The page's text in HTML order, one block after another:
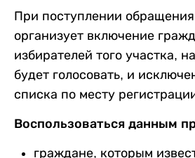
При поступлении
организует включение
избирателей того участка,
будет голосовать, и
списка по месту
Воспользоваться данным
граждане, которым